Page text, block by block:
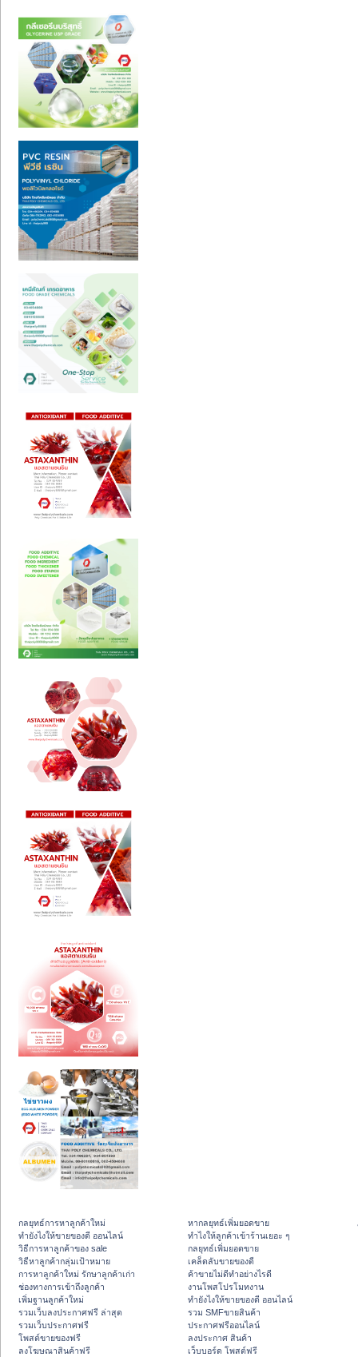
กลยุทธ์การหาลูกค้าใหม่
ทํายังไงให้ขายของดี ออนไลน์
วิธีการหาลูกค้าของ sale
วิธีหาลูกค้ากลุ่มเป้าหมาย
การหาลูกค้าใหม่ รักษาลูกค้าเก่า
ช่องทางการเข้าถึงลูกค้า
เพิ่มฐานลูกค้าใหม่
รวมเว็บลงประกาศฟรี ล่าสุด
รวมเว็บประกาศฟรี
โพสต์ขายของฟรี
ลงโฆษณาสินค้าฟรี
หากลยุทธ์เพิ่มยอดขาย
ทําไงให้ลูกค้าเข้าร้านเยอะ ๆ
กลยุทธ์เพิ่มยอดขาย
เคล็ดลับขายของดี
ค้าขายไม่ดีทำอย่างไรดี
งานโพสโปรโมทงาน
ทํายังไงให้ขายของดี ออนไลน์
รวม SMFขายสินค้า
ประกาศฟรีออนไลน์
ลงประกาศ สินค้า
เว็บบอร์ด โพสต์ฟรี